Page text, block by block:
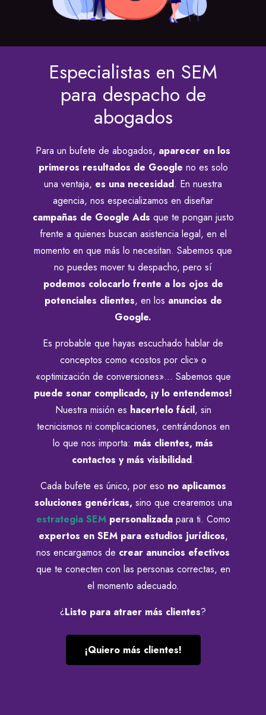
Especialistas en SEM
para despacho de
abogados
Para un bufete de abogados, aparecer en los
primeros resultados de Google no es solo
una ventaja, es una necesidad. En nuestra
agencia, nos especializamos en diseñar
campañas de Google Ads que te pongan justo
frente a quienes buscan asistencia legal, en el
momento en que más lo necesitan. Sabemos que
no puedes mover tu despacho, pero sí
podemos colocarlo frente a los ojos de
potenciales clientes, en los anuncios de
Google.
Es probable que hayas escuchado hablar de
conceptos como «costos por clic» o
«optimización de conversiones»… Sabemos que
puede sonar complicado, ¡y lo entendemos!
Nuestra misión es hacertelo fácil, sin
tecnicismos ni complicaciones, centrándonos en
lo que nos importa: más clientes, más
contactos y más visibilidad.
Cada bufete es único, por eso no aplicamos
soluciones genéricas, sino que crearemos una
estrategia SEMpersonalizadapara ti. Como
expertos en SEM para estudios jurídicos,
nos encargamos de crear anuncios efectivos
que te conecten con las personas correctas, en
el momento adecuado.
¿Listo para atraer más clientes?
¡Quiero más clientes!